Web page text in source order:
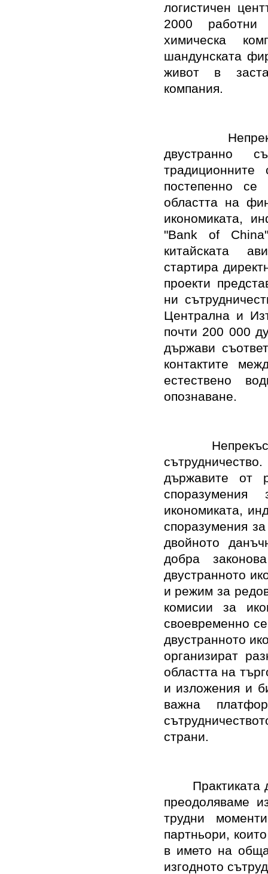
логистичен
2000 работни
химическа
шандунската
живот в
компания.
двустранно
постепенно се
областта на
икономиката,
"Bank of
китайската
стартира
проекти
ни
Централна и
почти 200 000
държави
контактите
естествено
опознаване.
сътрудничество.
държавите от
икономиката,
споразумения
двойното
добра
двустранното
и режим за
комисии за
своевременно
двустранното
организират
областта на
и изложения и
важна
страни.
преодоляваме
трудни
партньори,
в името на
изгодното